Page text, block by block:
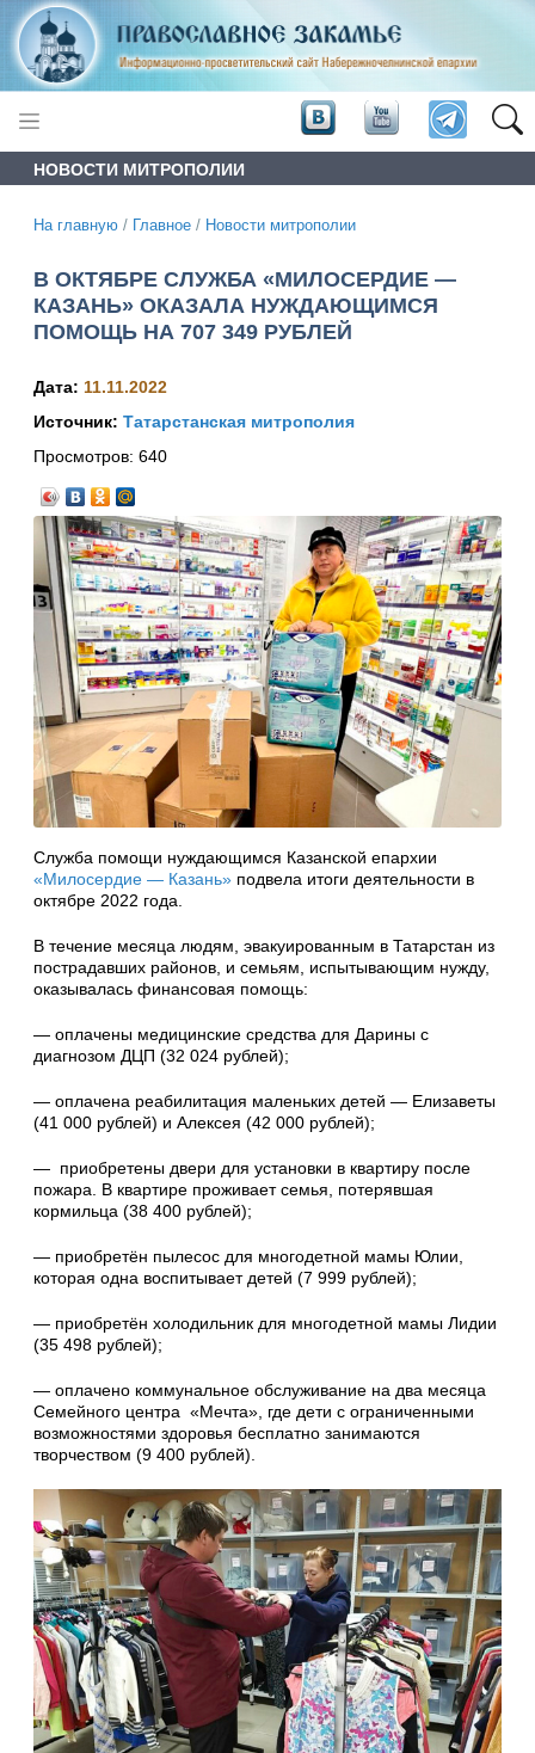
НОВОСТИ МИТРОПОЛИИ
На главную / Главное / Новости митрополии
В ОКТЯБРЕ СЛУЖБА «МИЛОСЕРДИЕ —
КАЗАНЬ» ОКАЗАЛА НУЖДАЮЩИМСЯ
ПОМОЩЬ НА 707 349 РУБЛЕЙ
Дата: 11.11.2022
Источник: Татарстанская митрополия
Просмотров: 640
Служба помощи нуждающимся Казанской епархии
«Милосердие — Казань» подвела итоги деятельности в
октябре 2022 года.
В течение месяца людям, эвакуированным в Татарстан из
пострадавших районов, и семьям, испытывающим нужду,
оказывалась финансовая помощь:
— оплачены медицинские средства для Дарины с
диагнозом ДЦП (32 024 рублей);
— оплачена реабилитация маленьких детей — Елизаветы
(41 000 рублей) и Алексея (42 000 рублей);
— приобретены двери для установки в квартиру после
пожара. В квартире проживает семья, потерявшая
кормильца (38 400 рублей);
— приобретён пылесос для многодетной мамы Юлии,
которая одна воспитывает детей (7 999 рублей);
— приобретён холодильник для многодетной мамы Лидии
(35 498 рублей);
— оплачено коммунальное обслуживание на два месяца
Семейного центра «Мечта», где дети с ограниченными
возможностями здоровья бесплатно занимаются
творчеством (9 400 рублей).